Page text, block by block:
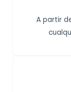
A partir